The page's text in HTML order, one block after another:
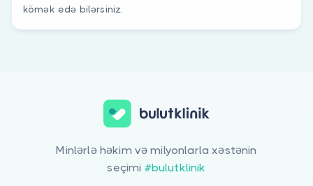
kömək edə bilərsiniz.
Minlərlə həkim və milyonlarla xəstənin
seçimi #bulutklinik